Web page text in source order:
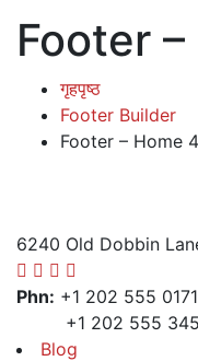
Footer
गृहपृष्ठ
Footer Builder
Footer – Home 4
6240 Old Dobbin
Phn: +1 202 555 0171
+1 202 555
Blog